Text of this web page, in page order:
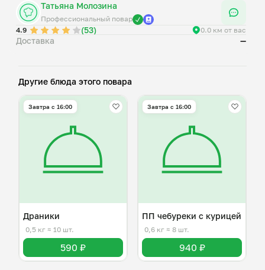
Татьяна Молозина
Профессиональный повар
4.9
(53) 0.0 км от вас
Доставка —
Другие блюда этого повара
Завтра c 16:00
Драники
0,5 кг ≈ 10 шт.
590 ₽
Завтра c 16:00
ПП чебуреки с курицей
0,6 кг ≈ 8 шт.
940 ₽